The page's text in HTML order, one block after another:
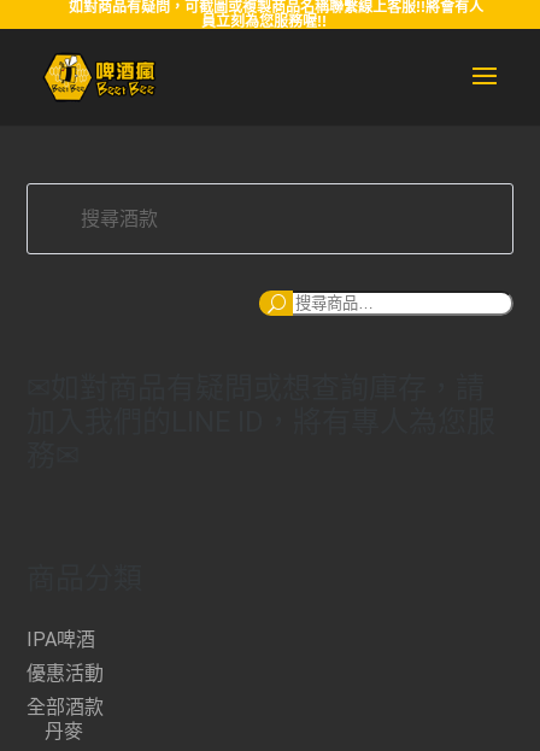
如對商品有疑問，可截圖或複製商品名稱聯繫線上客服!!將會有人
員立刻為您服務喔!!
搜
IPA啤酒
優惠活動
全部酒款
丹麥